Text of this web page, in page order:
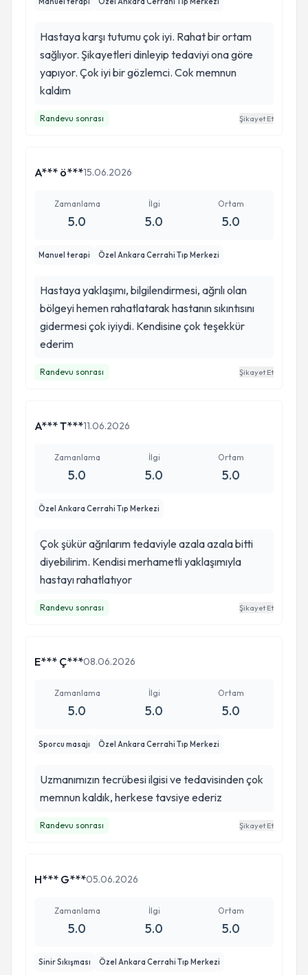
Hastaya karşı tutumu çok iyi. Rahat bir ortam
sağlıyor. Şikayetleri dinleyip tedaviyi ona göre
yapıyor. Çok iyi bir gözlemci. Cok memnun
kaldım
Randevu sonrası Şikayet Et
A*** ö***15.06.2026
Zamanlama
5.0
İlgi
5.0
Ortam
5.0
Manuel terapi Özel Ankara Cerrahi Tıp Merkezi
Hastaya yaklaşımı, bilgilendirmesi, ağrılı olan
bölgeyi hemen rahatlatarak hastanın sıkıntısını
gidermesi çok iyiydi. Kendisine çok teşekkür
ederim
Randevu sonrası Şikayet Et
A*** T***11.06.2026
Zamanlama
5.0
İlgi
5.0
Ortam
5.0
Özel Ankara Cerrahi Tıp Merkezi
Çok şükür ağrılarım tedaviyle azala azala bitti
diyebilirim. Kendisi merhametli yaklaşımıyla
hastayı rahatlatıyor
Randevu sonrası Şikayet Et
E*** Ç***08.06.2026
Zamanlama
5.0
İlgi
5.0
Ortam
5.0
Sporcu masajı Özel Ankara Cerrahi Tıp Merkezi
Uzmanımızın tecrübesi ilgisi ve tedavisinden çok
memnun kaldık, herkese tavsiye ederiz
Randevu sonrası Şikayet Et
H*** G***05.06.2026
Zamanlama
5.0
İlgi
5.0
Ortam
5.0
Sinir Sıkışması Özel Ankara Cerrahi Tıp Merkezi